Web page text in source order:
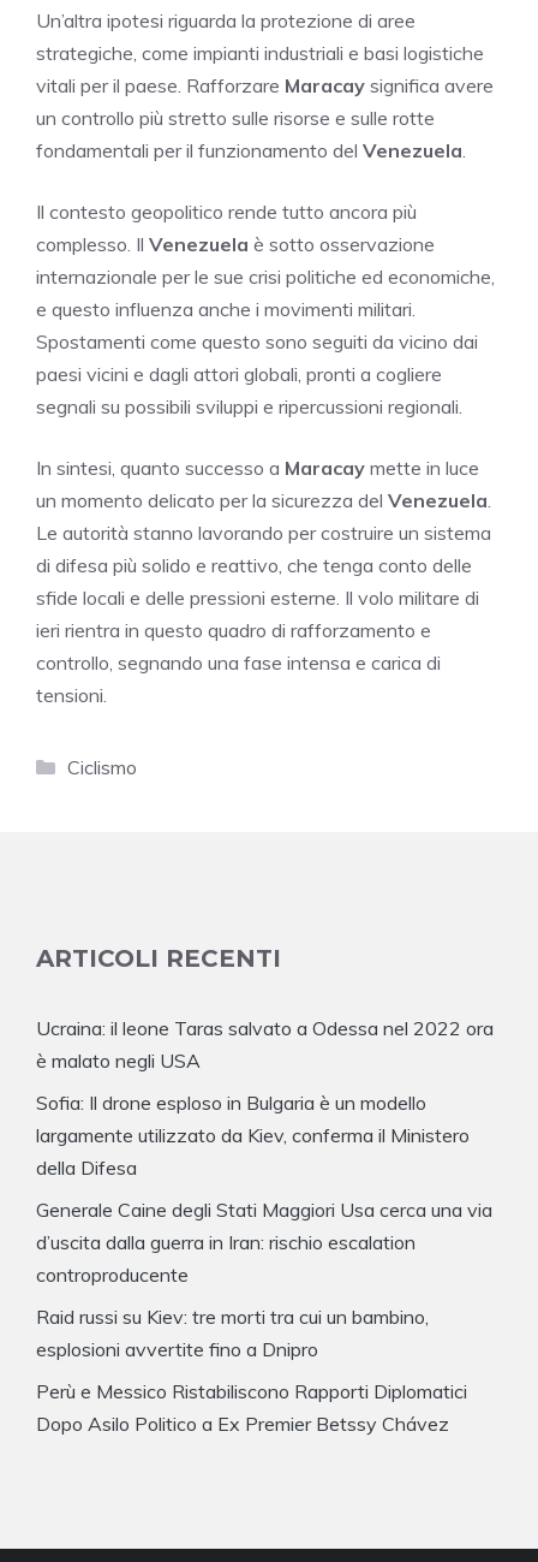
Un’altra ipotesi riguarda la protezione di aree
strategiche, come impianti industriali e basi logistiche
vitali per il paese. Rafforzare Maracay significa avere
un controllo più stretto sulle risorse e sulle rotte
fondamentali per il funzionamento del Venezuela
Il contesto geopolitico rende tutto ancora più
complesso. Il Venezuela è sotto osservazione
internazionale per le sue crisi politiche ed economiche,
e questo influenza anche i movimenti militari.
Spostamenti come questo sono seguiti da vicino dai
paesi vicini e dagli attori globali, pronti a cogliere
segnali su possibili sviluppi e ripercussioni regionali.
In sintesi, quanto successo a Maracay mette in luce
un momento delicato per la sicurezza del Venezuela
Le autorità stanno lavorando per costruire un sistema
di difesa più solido e reattivo, che tenga conto delle
sfide locali e delle pressioni esterne. Il volo militare di
ieri rientra in questo quadro di rafforzamento e
controllo, segnando una fase intensa e carica di
tensioni.
Categorie
Ciclismo
ARTICOLI RECENTI
Ucraina: il leone Taras salvato a Odessa nel 2022 ora
è malato negli USA
Sofia: Il drone esploso in Bulgaria è un modello
largamente utilizzato da Kiev, conferma il Ministero
della Difesa
Generale Caine degli Stati Maggiori Usa cerca una via
d’uscita dalla guerra in Iran: rischio escalation
controproducente
Raid russi su Kiev: tre morti tra cui un bambino,
esplosioni avvertite fino a Dnipro
Perù e Messico Ristabiliscono Rapporti Diplomatici
Dopo Asilo Politico a Ex Premier Betssy Chávez